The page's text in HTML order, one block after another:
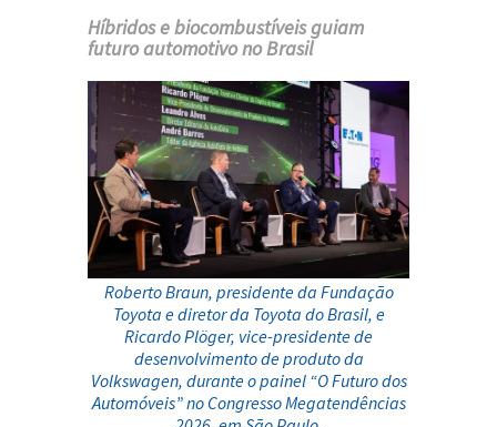
Híbridos e biocombustíveis guiam
futuro automotivo no Brasil
Roberto Braun, presidente da Fundação
Toyota e diretor da Toyota do Brasil, e
Ricardo Plöger, vice-presidente de
desenvolvimento de produto da
Volkswagen, durante o painel “O Futuro dos
Automóveis” no Congresso Megatendências